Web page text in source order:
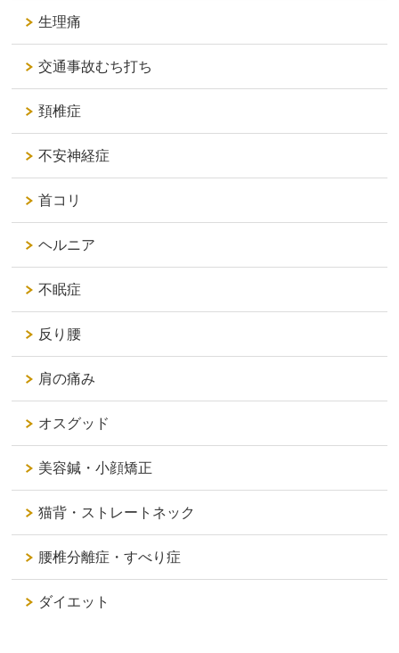
生理痛
交通事故むち打ち
頚椎症
不安神経症
首コリ
ヘルニア
不眠症
反り腰
肩の痛み
オスグッド
美容鍼・小顔矯正
猫背・ストレートネック
腰椎分離症・すべり症
ダイエット